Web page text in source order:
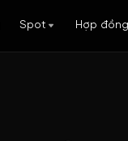
Spot Hợp đồng